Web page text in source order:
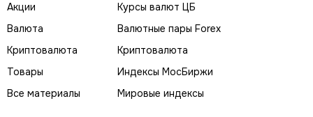
Акции
Валюта
Криптовалюта
Товары
Все материалы
Курсы валют ЦБ
Валютные пары Forex
Криптовалюта
Индексы МосБиржи
Мировые индексы